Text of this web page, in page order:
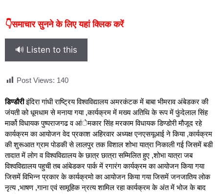
👇समाचार सुनने के लिए यहां क्लिक करें
🔊 Listen to this
Post Views: 140
डिण्डौरीइंदिरा गांधी राष्ट्रिय विश्वविद्यालय अमरकंटक में बाबा भीमराव अंबेडकर की
जंयती को धूमधाम से मनाया गया ,कार्यक्रम में मख्य अतिथि के रूप में फुंदेलाल सिंह
मार्को विधायक पुष्पराजगढ व आंेमकार सिंह मरकाम विधायक डिण्डोरी मौजूद रहे
कार्यक्रम का आयोजन वेद प्रकाश अहिरवार अध्यक्ष एनएसयूआई ने किया ,कार्यक्रम
की शुरूआत ग्राम पोडकी से लालपुर तक विशाल शोभा यात्रा निकाली गई जिसमें बडी
तादात में लोग व विश्वविद्यालय के छात्र छात्रा सम्मिलित हुए ,शोभा यात्रा जब
विश्वविद्यालय पहुची तब आंबेडकर पार्क में रगारंग कार्यक्रम का आयोजन किया गया
जिसमें विभिन्न प्रकार के कार्यक्रमो का आयोजन किया गया जिसमें जनजातिय लोक
नृत्य ,भाषण ,गाना एवं सामूहिक न्रत्य शामिल रहा कार्यक्रम के अंत में भोज के बाद